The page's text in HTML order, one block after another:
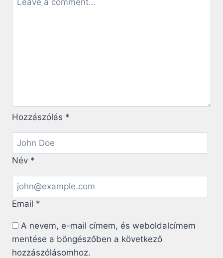
ATYA
Hozzászólás *
Név *
Email *
A nevem, e-mail címem, és weboldalcímem
mentése a böngészőben a következő
hozzászólásomhoz.